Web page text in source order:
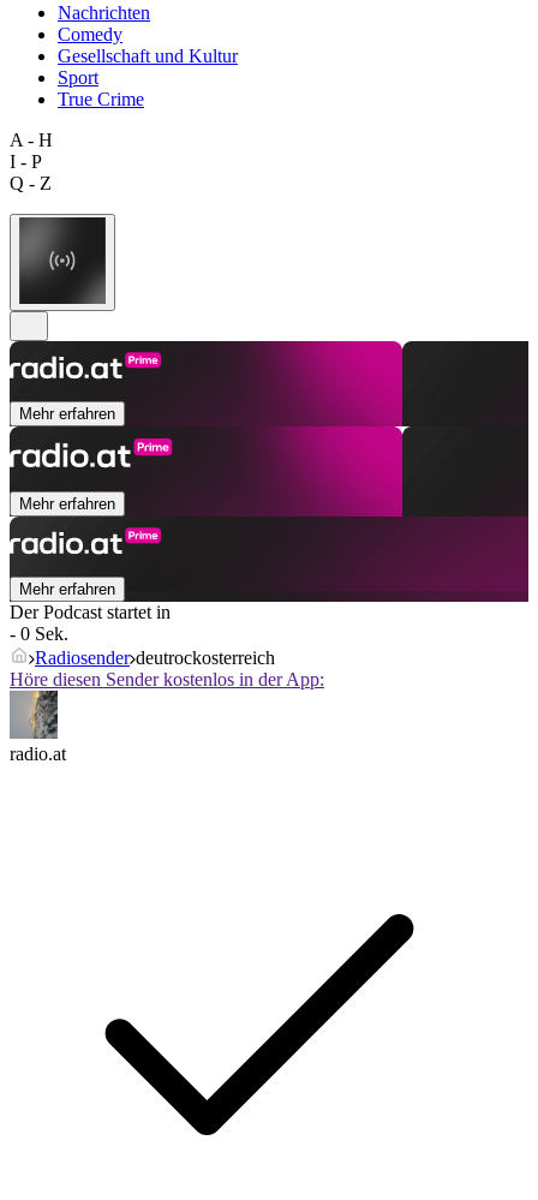
Nachrichten
Comedy
Gesellschaft und Kultur
Sport
True Crime
A - H
I - P
Q - Z
Mehr erfahren
Mehr erfahren
Mehr erfahren
Der Podcast startet in
- 0 Sek.
Radiosender deutrockosterreich
Höre diesen Sender kostenlos in der App:
radio.at